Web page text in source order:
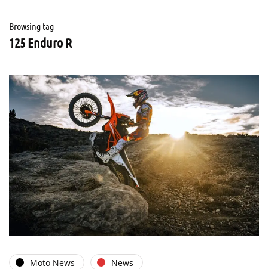
Browsing tag
125 Enduro R
Moto News News